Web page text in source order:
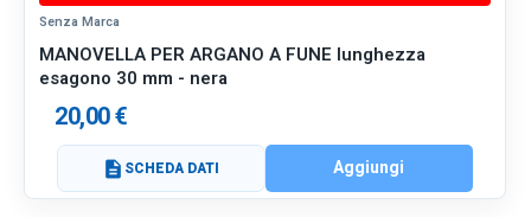
Senza Marca
MANOVELLA PER ARGANO A FUNE lunghezza
esagono 30 mm - nera
20,00 €
description SCHEDA DATI Aggiungi